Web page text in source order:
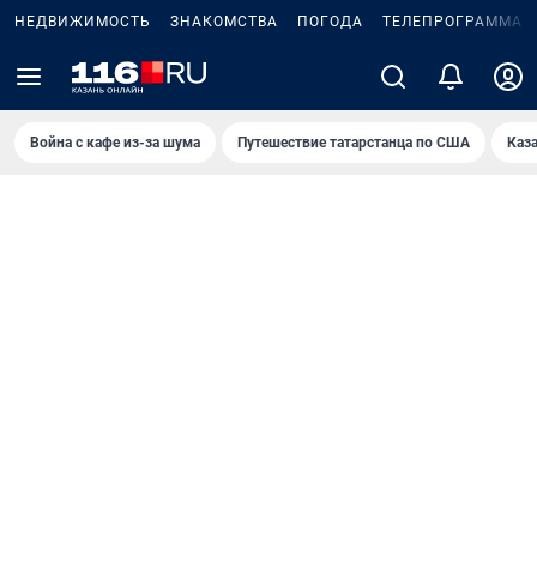
НЕДВИЖИМОСТЬ ЗНАКОМСТВА ПОГОДА ТЕЛЕПРОГРАММА
Война с кафе из-за шума Путешествие татарстанца по США